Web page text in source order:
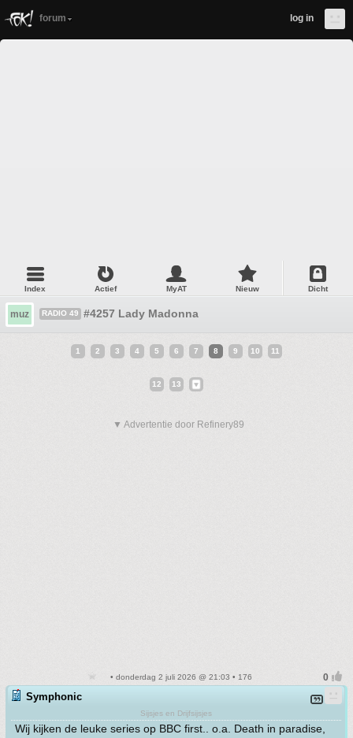
forum log in
Index Actief MyAT Nieuw Dicht
muz RADIO 49 #4257 Lady Madonna
1 2 3 4 5 6 7 8 9 10 11
12 13
▼ Advertentie door Refinery89
• donderdag 2 juli 2026 @ 21:03 • 176
Symphonic
Sijsjes en Drijfsijsjes
Wij kijken de leuke series op BBC first.. o.a. Death in paradise,